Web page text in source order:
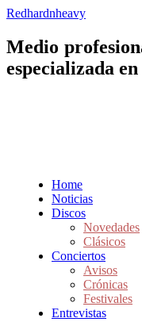
Redhardnheavy
Medio
especializada
Home
Noticias
Discos
Novedades
Clásicos
Conciertos
Avisos
Crónicas
Festivales
Entrevistas